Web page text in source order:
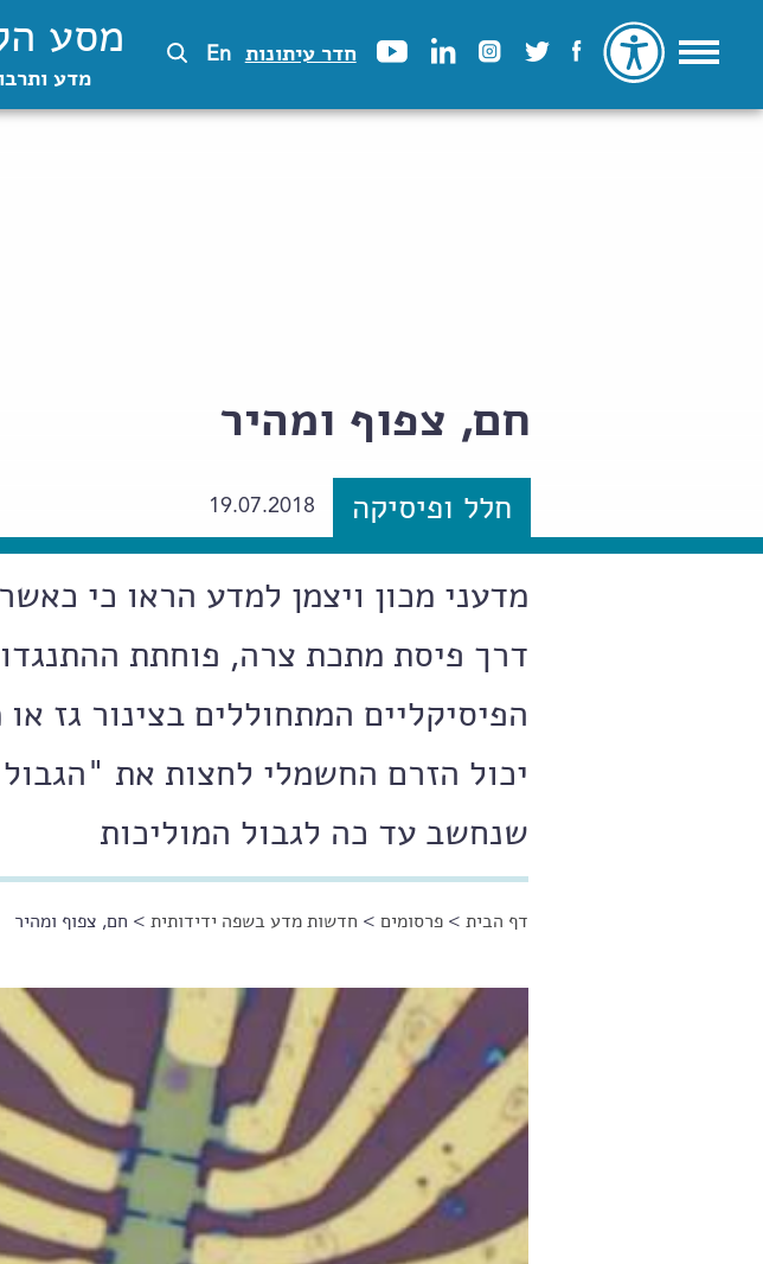
חדר עיתונות En מסע
מדע
חם, צפוף ומהיר
חלל ופיסיקה 19.07.2018
מדעני מכון ויצמן למדע הראו כי
דרך פיסת מתכת צרה, פוחתת
הפיסיקליים המתחוללים בצינור גז
יכול הזרם החשמלי לחצות את
שנחשב עד כה לגבול המוליכות
הינך נמצא כאן
דף הבית >פרסומים > חדשות מדע בשפה ידידותית > חם, צפוף ומהיר